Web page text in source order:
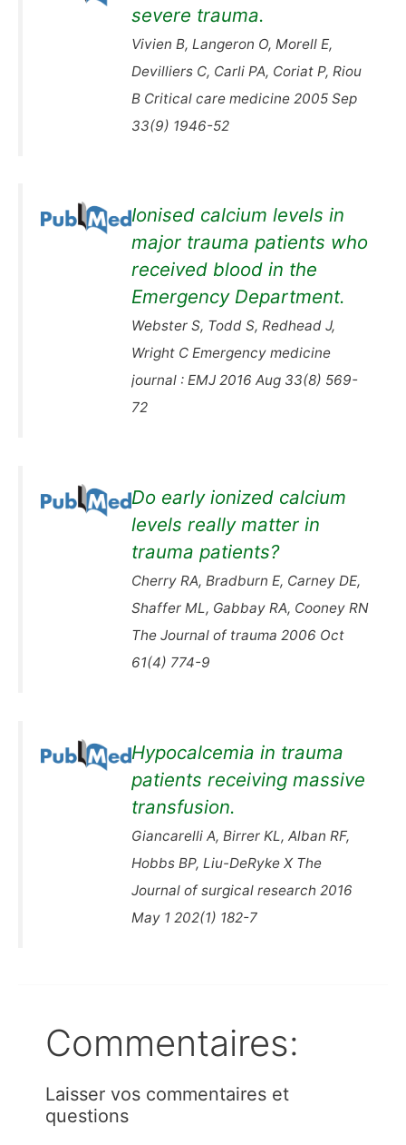
severe trauma.
Vivien B, Langeron O, Morell E,
Devilliers C, Carli PA, Coriat P, Riou
B Critical care medicine 2005 Sep
33(9) 1946-52
Ionised calcium levels in
major trauma patients who
received blood in the
Emergency Department.
Webster S, Todd S, Redhead J,
Wright C Emergency medicine
journal : EMJ 2016 Aug 33(8) 569-
72
Do early ionized calcium
levels really matter in
trauma patients?
Cherry RA, Bradburn E, Carney DE,
Shaffer ML, Gabbay RA, Cooney RN
The Journal of trauma 2006 Oct
61(4) 774-9
Hypocalcemia in trauma
patients receiving massive
transfusion.
Giancarelli A, Birrer KL, Alban RF,
Hobbs BP, Liu-DeRyke X The
Journal of surgical research 2016
May 1 202(1) 182-7
Commentaires:
Laisser vos commentaires et
questions